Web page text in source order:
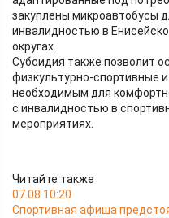
закуплены микроавтобусы
инвалидностью в
округах.
Субсидия также позволит
физкультурно-спортивные
необходимым для
с инвалидностью в
мероприятиях.
Читайте также
07.08 10:20
Спортивная афиша